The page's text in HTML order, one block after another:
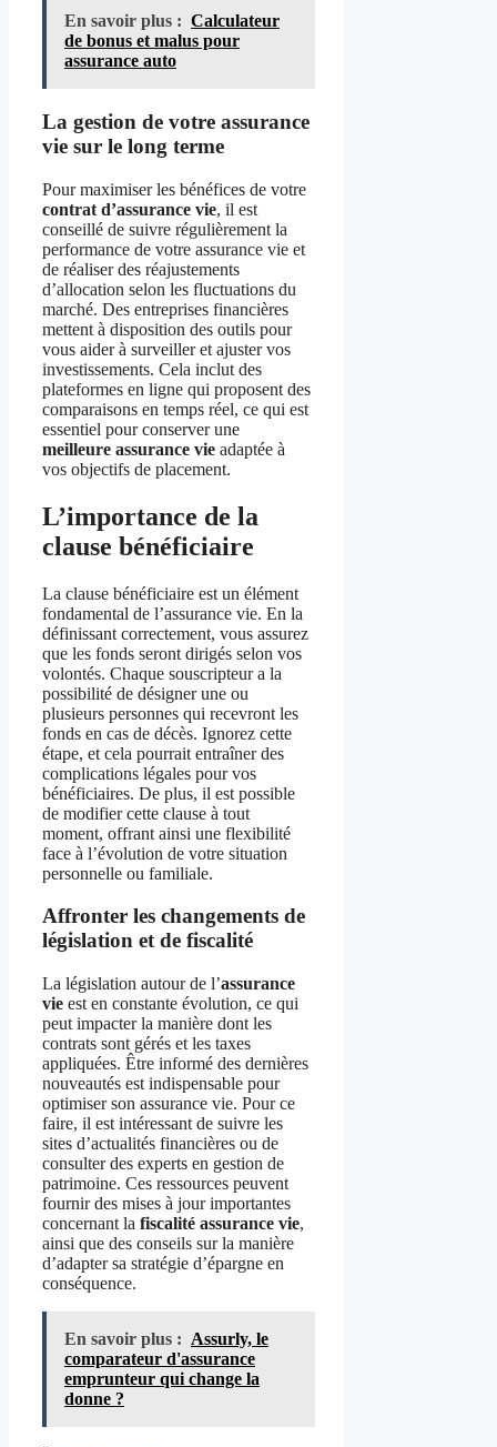
En savoir plus : Calculateur
de bonus et malus pour
assurance auto
La gestion de votre assurance
vie sur le long terme
Pour maximiser les bénéfices de votre
contrat d’assurance vie, il est
conseillé de suivre régulièrement la
performance de votre assurance vie et
de réaliser des réajustements
d’allocation selon les fluctuations du
marché. Des entreprises financières
mettent à disposition des outils pour
vous aider à surveiller et ajuster vos
investissements. Cela inclut des
plateformes en ligne qui proposent des
comparaisons en temps réel, ce qui est
essentiel pour conserver une
meilleure assurance vie adaptée à
vos objectifs de placement.
L’importance de la
clause bénéficiaire
La clause bénéficiaire est un élément
fondamental de l’assurance vie. En la
définissant correctement, vous assurez
que les fonds seront dirigés selon vos
volontés. Chaque souscripteur a la
possibilité de désigner une ou
plusieurs personnes qui recevront les
fonds en cas de décès. Ignorez cette
étape, et cela pourrait entraîner des
complications légales pour vos
bénéficiaires. De plus, il est possible
de modifier cette clause à tout
moment, offrant ainsi une flexibilité
face à l’évolution de votre situation
personnelle ou familiale.
Affronter les changements de
législation et de fiscalité
La législation autour de l’assurance
vie est en constante évolution, ce qui
peut impacter la manière dont les
contrats sont gérés et les taxes
appliquées. Être informé des dernières
nouveautés est indispensable pour
optimiser son assurance vie. Pour ce
faire, il est intéressant de suivre les
sites d’actualités financières ou de
consulter des experts en gestion de
patrimoine. Ces ressources peuvent
fournir des mises à jour importantes
concernant la fiscalité assurance vie,
ainsi que des conseils sur la manière
d’adapter sa stratégie d’épargne en
conséquence.
En savoir plus : Assurly, le
comparateur d'assurance
emprunteur qui change la
donne ?